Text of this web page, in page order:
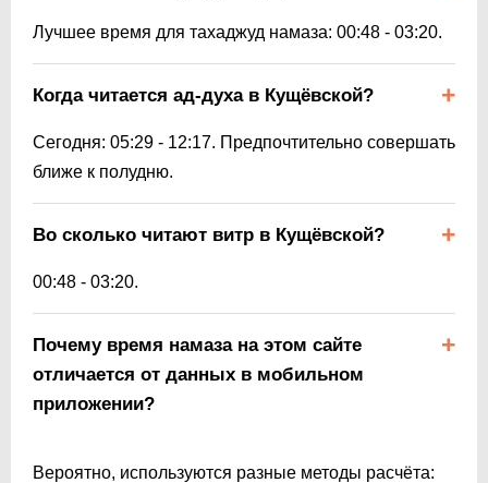
Лучшее время для тахаджуд намаза: 00:48 - 03:20.
Когда читается ад-духа в Кущёвской?
Сегодня: 05:29 - 12:17. Предпочтительно совершать
ближе к полудню.
Во сколько читают витр в Кущёвской?
00:48 - 03:20.
Почему время намаза на этом сайте
отличается от данных в мобильном
приложении?
Вероятно, используются разные методы расчёта: